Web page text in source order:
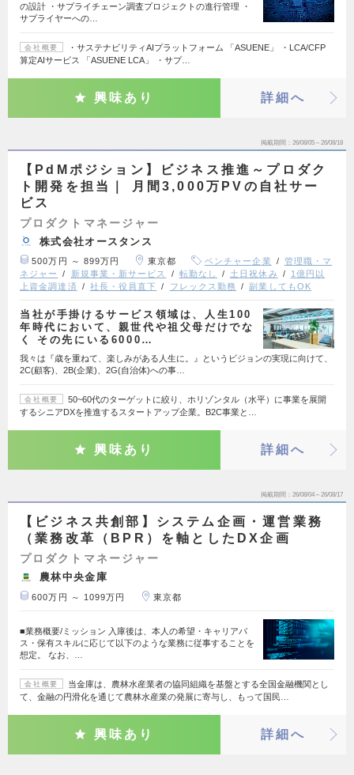
の設計 ・サプライチェーン調査プロジェクトの進行管理 ・
サプライヤーへの…
会社概要
・サステナビリティAIプラットフォーム 「ASUENE」 ・LCA/CFP
算定AIサービス 「ASUENE LCA」 ・サプ…
興味あり 詳細へ
掲載期間 26/08/05～26/08/18
【PdMポジション】ビジネス推進～プロダク
ト開発を担当｜ 月間3,000万PVの自社サー
ビス
プロダクトマネージャー
株式会社オースタンス
500万円 ～ 899万円 東京都 ベンチャー企業
管理職・マ
ネジャー
新規事業・新サービス 転勤なし 土日祝休み
1億円以
上資金調達済
社長・役員直下 フレックス勤務 副業してもOK
当社が手掛けるサービス領域は、人生100
年時代において、親世代や祖父母だけでな
く その先にいる6000…
我々は『歳を重ねて、楽しみがある人生に。』というビジョンの実現に向けて、
2C(顧客)、2B(企業)、2G(自治体)への事…
会社概要
50~60代のターゲットに絞り、ホリゾンタル（水平）に事業を展開
するシニアDXを推進するスタートアップ企業。B2C事業と…
興味あり 詳細へ
掲載期間 26/08/04～26/08/17
【ビジネス共創部】システム企画・運営業務
（業務改革（BPR）を軸としたDX企画
プロダクトマネージャー
農林中央金庫
600万円 ～ 1099万円 東京都
■業務概要/ミッション 入庫後は、本人の希望・キャリアパ
ス・保有スキルに応じて以下のような業務に従事することを
想定。 なお、…
会社概要
当金庫は、農林水産業者の協同組織を基盤とする全国金融機関とし
て、金融の円滑化を通じて農林水産業の発展に寄与し、もって国民…
興味あり 詳細へ